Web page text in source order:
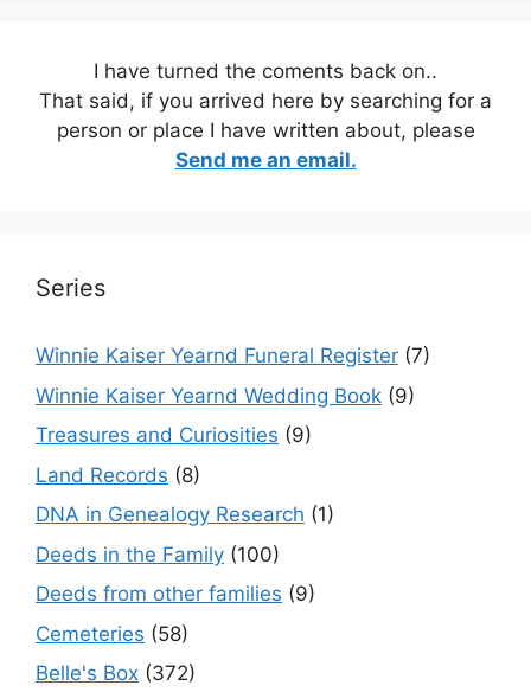
I have turned the coments back on..
That said, if you arrived here by searching for a
person or place I have written about, please
Send me an email.
Series
Winnie Kaiser Yearnd Funeral Register (7)
Winnie Kaiser Yearnd Wedding Book (9)
Treasures and Curiosities (9)
Land Records (8)
DNA in Genealogy Research (1)
Deeds in the Family (100)
Deeds from other families (9)
Cemeteries (58)
Belle's Box (372)